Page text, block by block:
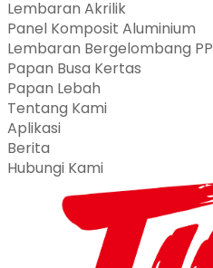
Lembaran Akrilik
Panel Komposit Aluminium
Lembaran Bergelombang PP
Papan Busa Kertas
Papan Lebah
Tentang Kami
Aplikasi
Berita
Hubungi Kami